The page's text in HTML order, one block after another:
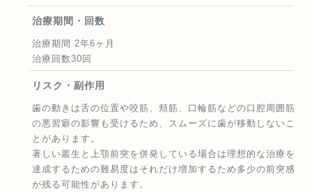
治療期間・回数
治療期間 2年6ヶ月
治療回数30回
リスク・副作用
歯の動きは舌の位置や咬筋、頬筋、口輪筋などの口腔周囲筋
の悪習癖の影響も受けるため、スムーズに歯が移動しないこ
とがあります。
著しい叢生と上顎前突を併発している場合は理想的な治療を
達成するための難易度はそれだけ増加するため多少の前突感
が残る可能性があります。